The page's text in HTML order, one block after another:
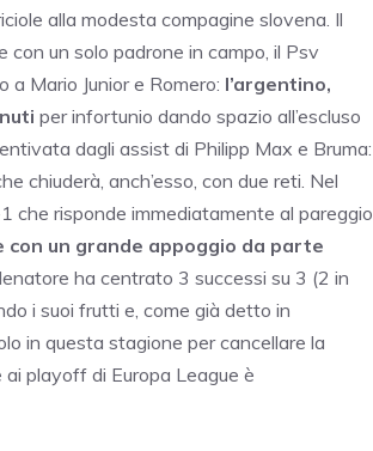
alla modesta compagine slovena. Il
un solo padrone in campo, il Psv
Mario Junior e Romero: l’argentino,
per infortunio dando spazio all’escluso
dagli assist di Philipp Max e Bruma:
chiuderà, anch’esso, con due reti. Nel
che risponde immediatamente al pareggio
un grande appoggio da parte
ha centrato 3 successi su 3 (2 in
i suoi frutti e, come già detto in
in questa stagione per cancellare la
playoff di Europa League è